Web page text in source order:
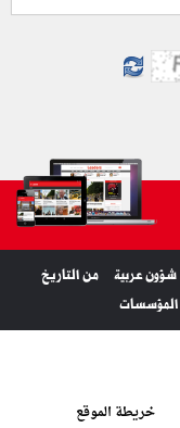
شؤون عربية
من التاريخ
المؤسسات
خريطة الموقع